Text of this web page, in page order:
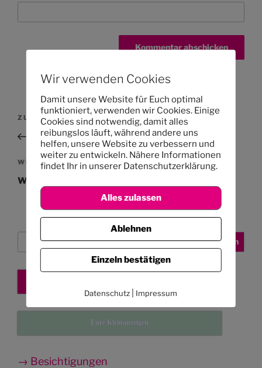
Beitragsnavigation
Vorheriger
Beitrag
ZURÜCK
Da hat jemand genau zugehört!
Nächster
Beitrag
WEITER
Wandertag am 11.03.2014
Suchen Suchen
Eure Kleinanzeigen
→ Besichtigungen
Wir verwenden Cookies
Damit unsere Website für Euch optimal
funktioniert, verwenden wir Cookies. Einige
Cookies sind notwendig, damit alles
reibungslos läuft, während andere uns
helfen, unsere Website zu verbessern und
weiter zu entwickeln. Nähere Informationen
findet Ihr in unserer Datenschutzerklärung.
Alles zulassen
Ablehnen
Einzeln bestätigen
Datenschutz Impressum